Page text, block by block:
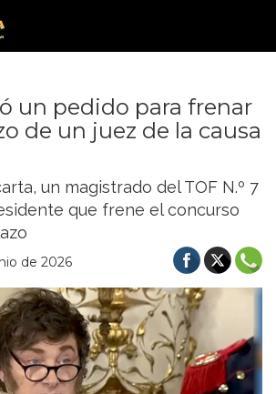
un pedido para frenar
de un juez de la causa
un magistrado del TOF N.º 7
que frene el concurso
de 2026